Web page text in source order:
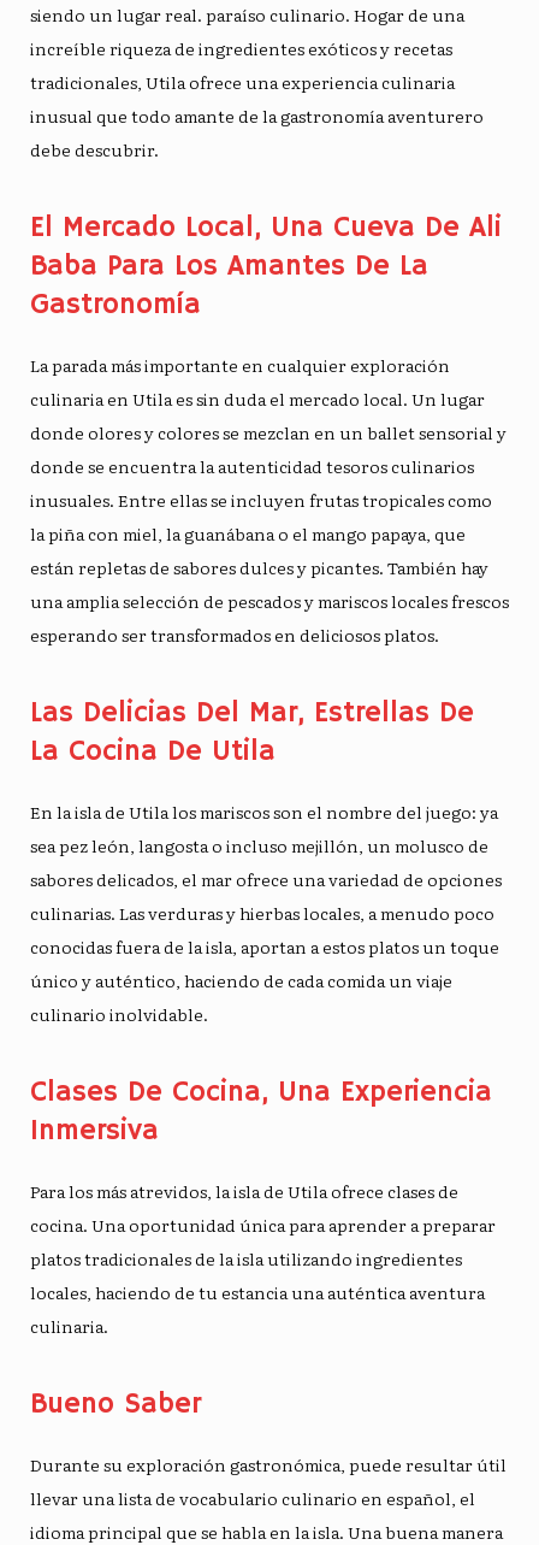
siendo un lugar real. paraíso culinario. Hogar de una
increíble riqueza de ingredientes exóticos y recetas
tradicionales, Utila ofrece una experiencia culinaria
inusual que todo amante de la gastronomía aventurero
debe descubrir.
El Mercado Local, Una Cueva De Ali
Baba Para Los Amantes De La
Gastronomía
La parada más importante en cualquier exploración
culinaria en Utila es sin duda el mercado local. Un lugar
donde olores y colores se mezclan en un ballet sensorial y
donde se encuentra la autenticidad tesoros culinarios
inusuales. Entre ellas se incluyen frutas tropicales como
la piña con miel, la guanábana o el mango papaya, que
están repletas de sabores dulces y picantes. También hay
una amplia selección de pescados y mariscos locales frescos
esperando ser transformados en deliciosos platos.
Las Delicias Del Mar, Estrellas De
La Cocina De Utila
En la isla de Utila los mariscos son el nombre del juego: ya
sea pez león, langosta o incluso mejillón, un molusco de
sabores delicados, el mar ofrece una variedad de opciones
culinarias. Las verduras y hierbas locales, a menudo poco
conocidas fuera de la isla, aportan a estos platos un toque
único y auténtico, haciendo de cada comida un viaje
culinario inolvidable.
Clases De Cocina, Una Experiencia
Inmersiva
Para los más atrevidos, la isla de Utila ofrece clases de
cocina. Una oportunidad única para aprender a preparar
platos tradicionales de la isla utilizando ingredientes
locales, haciendo de tu estancia una auténtica aventura
culinaria.
Bueno Saber
Durante su exploración gastronómica, puede resultar útil
llevar una lista de vocabulario culinario en español, el
idioma principal que se habla en la isla. Una buena manera